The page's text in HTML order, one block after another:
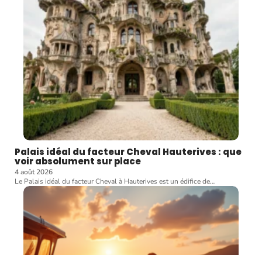
Palais idéal du facteur Cheval Hauterives : que
voir absolument sur place
4 août 2026
Le Palais idéal du facteur Cheval à Hauterives est un édifice de…